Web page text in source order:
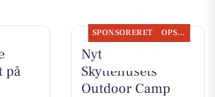
på
SPONSORERET OPSLAGSTAVLEN
Nyt fra
Skyttehusets
Outdoor Camp